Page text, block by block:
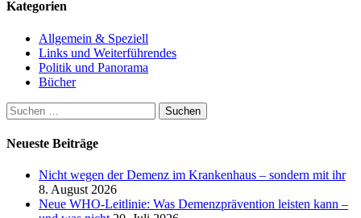
Kategorien
Allgemein & Speziell
Links und Weiterführendes
Politik und Panorama
Bücher
Suchen
nach:
Neueste Beiträge
Nicht wegen der Demenz im Krankenhaus – sondern mit ihr
8. August 2026
Neue WHO-Leitlinie: Was Demenzprävention leisten kann –